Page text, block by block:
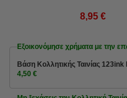
8,95 €
Εξοικονόμησε χρήματα με την
Βάση Κολλητικής Ταινίας
4,50 €